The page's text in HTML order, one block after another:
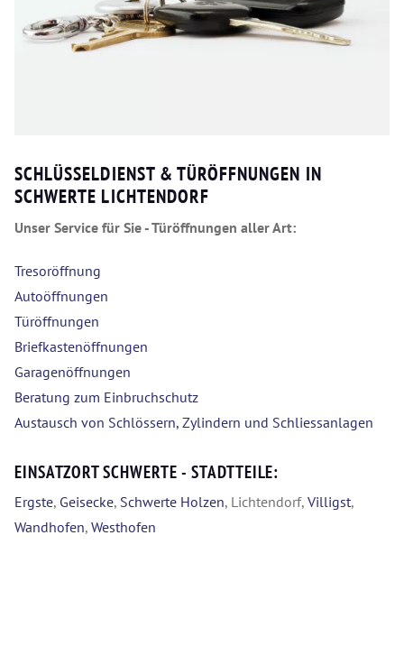
SCHLÜSSELDIENST & TÜRÖFFNUNGEN IN
SCHWERTE LICHTENDORF
Unser Service für Sie - Türöffnungen aller Art:
Tresoröffnung
Autoöffnungen
Türöffnungen
Briefkastenöffnungen
Garagenöffnungen
Beratung zum Einbruchschutz
Austausch von Schlössern, Zylindern und Schliessanlagen
EINSATZORT SCHWERTE - STADTTEILE:
Ergste, Geisecke, Schwerte Holzen, Lichtendorf, Villigst,
Wandhofen, Westhofen